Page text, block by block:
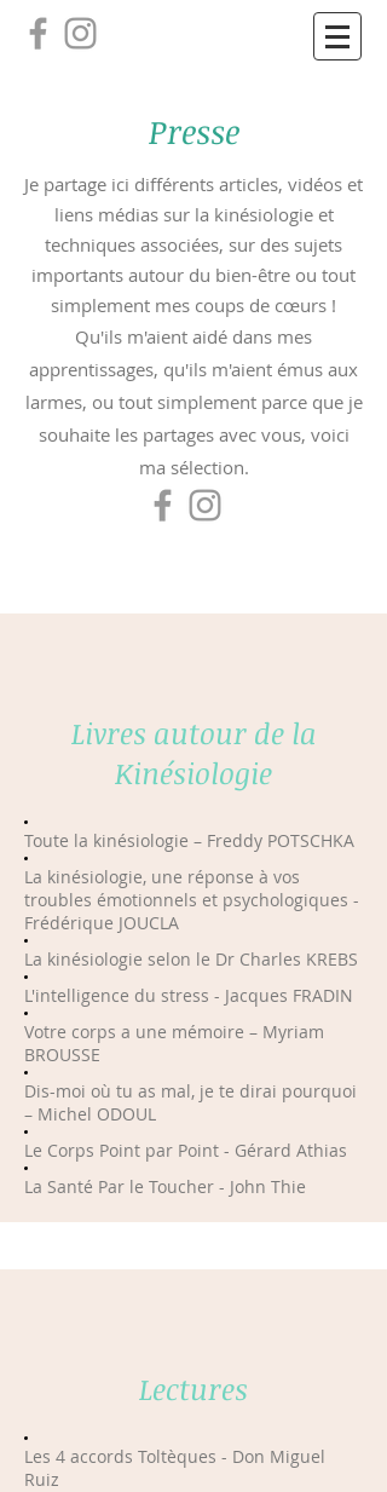
Presse
Je partage ici différents articles, vidéos et
liens médias sur la kinésiologie et
techniques associées, sur des sujets
importants autour du bien-être ou tout
simplement mes coups de cœurs !
Qu'ils m'aient aidé dans mes
apprentissages, qu'ils m'aient émus aux
larmes, ou tout simplement parce que je
souhaite les partages avec vous, voici
ma sélection.
Livres autour de la
Kinésiologie
Toute la kinésiologie – Freddy POTSCHKA
La kinésiologie, une réponse à vos
troubles émotionnels et psychologiques -
Frédérique JOUCLA
La kinésiologie selon le Dr Charles KREBS
L'intelligence du stress - Jacques FRADIN
Votre corps a une mémoire – Myriam
BROUSSE
Dis-moi où tu as mal, je te dirai pourquoi
– Michel ODOUL
Le Corps Point par Point - Gérard Athias
La Santé Par le Toucher - John Thie
Lectures
Les 4 accords Toltèques - Don Miguel
Ruiz